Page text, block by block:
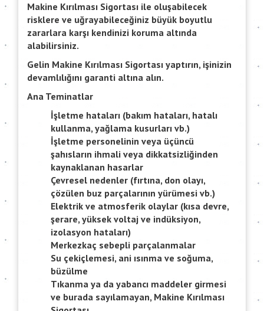
Makine Kırılması Sigortası ile oluşabilecek
risklere ve uğrayabileceğiniz büyük boyutlu
zararlara karşı kendinizi koruma altında
alabilirsiniz.
Gelin Makine Kırılması Sigortası yaptırın, işinizin
devamlılığını garanti altına alın.
Ana Teminatlar
İşletme hataları (bakım hataları, hatalı
kullanma, yağlama kusurları vb.)
İşletme personelinin veya üçüncü
şahısların ihmali veya dikkatsizliğinden
kaynaklanan hasarlar
Çevresel nedenler (fırtına, don olayı,
çözülen buz parçalarının yürümesi vb.)
Elektrik ve atmosferik olaylar (kısa devre,
şerare, yüksek voltaj ve indüksiyon,
izolasyon hataları)
Merkezkaç sebepli parçalanmalar
Su çekiçlemesi, ani ısınma ve soğuma,
büzülme
Tıkanma ya da yabancı maddeler girmesi
ve burada sayılamayan, Makine Kırılması